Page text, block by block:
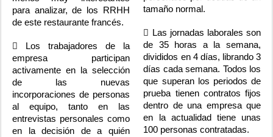
para analizar, de los RRHH
de este restaurante francés.
 Los trabajadores de la
empresa participan
activamente en la selección
de las nuevas
incorporaciones de personas
al equipo, tanto en las
entrevistas personales como
en la decisión de a quién
tamaño normal.
 Las jornadas laborales son
de 35 horas a la semana,
divididos en 4 días, librando 3
días cada semana. Todos los
que superan los periodos de
prueba tienen contratos fijos
dentro de una empresa que
en la actualidad tiene unas
100 personas contratadas.